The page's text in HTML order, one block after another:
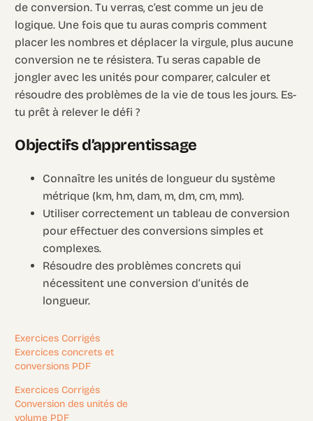
de conversion. Tu verras, c’est comme un jeu de
logique. Une fois que tu auras compris comment
placer les nombres et déplacer la virgule, plus aucune
conversion ne te résistera. Tu seras capable de
jongler avec les unités pour comparer, calculer et
résoudre des problèmes de la vie de tous les jours. Es-
tu prêt à relever le défi ?
Objectifs d’apprentissage
Connaître les unités de longueur du système
métrique (km, hm, dam, m, dm, cm, mm).
Utiliser correctement un tableau de conversion
pour effectuer des conversions simples et
complexes.
Résoudre des problèmes concrets qui
nécessitent une conversion d’unités de
longueur.
Exercices Corrigés
Exercices concrets et
conversions PDF
Exercices Corrigés
Conversion des unités de
volume PDF